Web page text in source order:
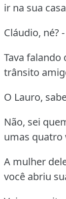
ir na sua
Cláudio, né?
Tava
trânsito
O Lauro,
Não, sei
umas quatro
A mulher
você abriu